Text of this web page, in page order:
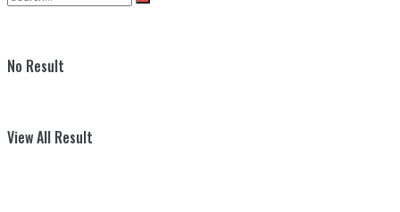
No Result
View All Result